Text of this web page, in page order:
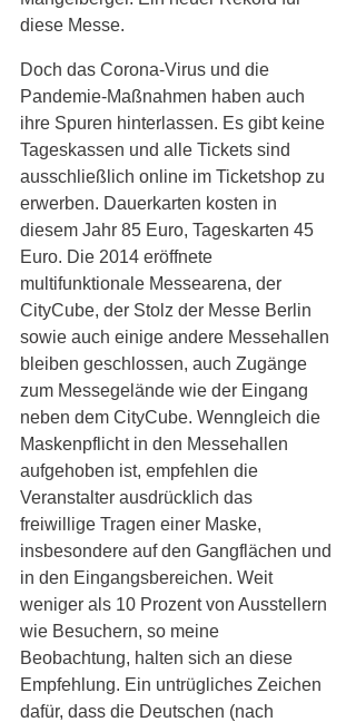
diese Messe.
Doch das Corona-Virus und die
Pandemie-Maßnahmen haben auch
ihre Spuren hinterlassen. Es gibt keine
Tageskassen und alle Tickets sind
ausschließlich online im Ticketshop zu
erwerben. Dauerkarten kosten in
diesem Jahr 85 Euro, Tageskarten 45
Euro. Die 2014 eröffnete
multifunktionale Messearena, der
CityCube, der Stolz der Messe Berlin
sowie auch einige andere Messehallen
bleiben geschlossen, auch Zugänge
zum Messegelände wie der Eingang
neben dem CityCube. Wenngleich die
Maskenpflicht in den Messehallen
aufgehoben ist, empfehlen die
Veranstalter ausdrücklich das
freiwillige Tragen einer Maske,
insbesondere auf den Gangflächen und
in den Eingangsbereichen. Weit
weniger als 10 Prozent von Ausstellern
wie Besuchern, so meine
Beobachtung, halten sich an diese
Empfehlung. Ein untrügliches Zeichen
dafür, dass die Deutschen (nach